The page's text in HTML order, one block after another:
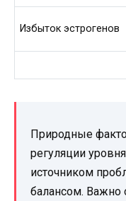
Избыток эстрогенов
Природные
регуляции
источником
балансом. Важно